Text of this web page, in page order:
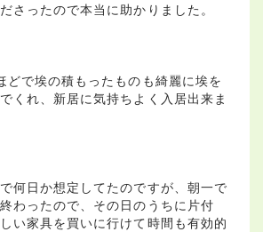
さったので本当に助かりました。
どで埃の積もったものも綺麗に埃を
くれ、新居に気持ちよく入居出来ま
何日か想定してたのですが、朝一で
わったので、その日のうちに片付
い家具を買いに行けて時間も有効的